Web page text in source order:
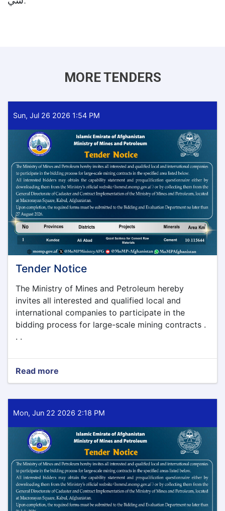
MORE TENDERS
Sun, Jul 26 2026 1:54 PM
Tender Notice
The Ministry of Mines and Petroleum hereby
invites all interested and qualified local and
international companies to participate in the
bidding process for large-scale mining contracts .
. .
Read more
Tender
Mon, Jun 22 2026 2:18 PM